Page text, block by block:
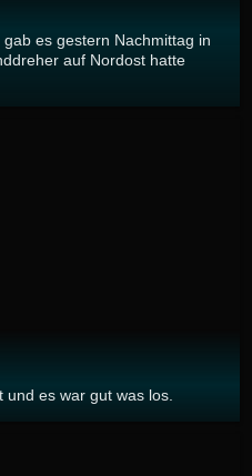
es gestern Nachmittag in
auf Nordost hatte
es war gut was los.